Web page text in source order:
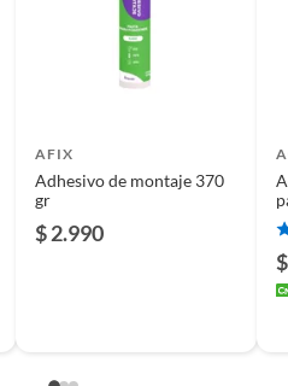
un acabado impecable.
aportando un detalle
superior.
AFIX
Adhesivo de montaje 370
gr
$ 2.990